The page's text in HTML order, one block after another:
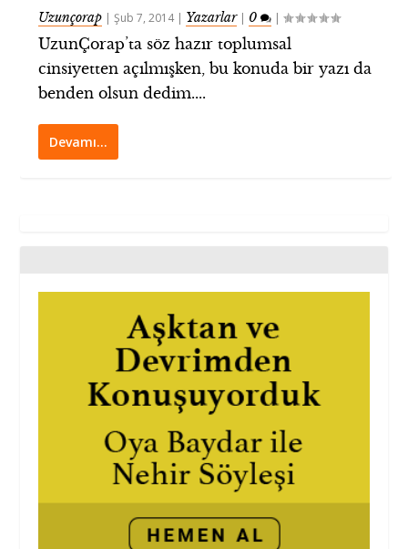
Uzunçorap |Şub 7, 2014| Yazarlar| 0 |
UzunÇorap’ta söz hazır toplumsal
cinsiyetten açılmışken, bu konuda bir yazı da
benden olsun dedim....
Devamı…